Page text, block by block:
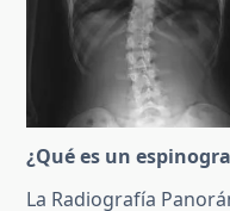
¿Qué es un
La Radiografía